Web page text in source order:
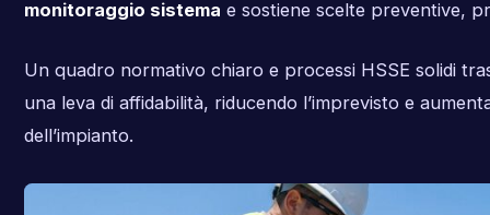
monitoraggio sistema e sostiene scelte preventive,
Un quadro normativo chiaro e processi HSSE solidi
una leva di affidabilità, riducendo l’imprevisto e
dell’impianto.